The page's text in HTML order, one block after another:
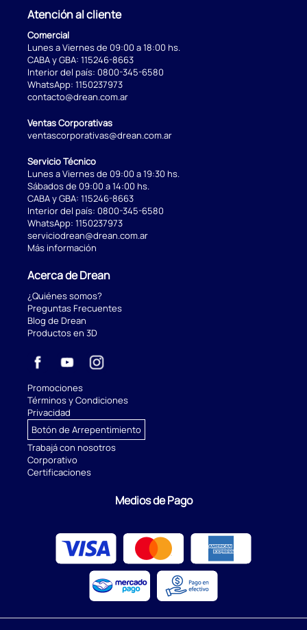
Atención al cliente
Comercial
Lunes a Viernes de 09:00 a 18:00 hs.
CABA y GBA: 115246-8663
Interior del país: 0800-345-6580
WhatsApp: 1150237973
contacto@drean.com.ar
Ventas Corporativas
ventascorporativas@drean.com.ar
Servicio Técnico
Lunes a Viernes de 09:00 a 19:30 hs.
Sábados de 09:00 a 14:00 hs.
CABA y GBA: 115246-8663
Interior del país: 0800-345-6580
WhatsApp: 1150237973
serviciodrean@drean.com.ar
Más información
Acerca de Drean
¿Quiénes somos?
Preguntas Frecuentes
Blog de Drean
Productos en 3D
Promociones
Términos y Condiciones
Privacidad
Botón de Arrepentimiento
Trabajá con nosotros
Corporativo
Certificaciones
Medios de Pago